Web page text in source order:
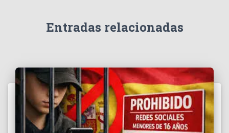
Entradas relacionadas